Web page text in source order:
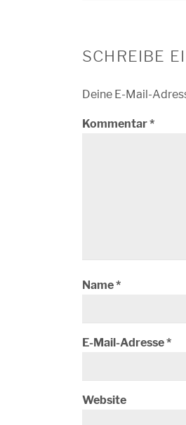
SCHREIBE
Deine E-Mail-
Kommentar*
Name*
E-Mail-Adresse*
Website